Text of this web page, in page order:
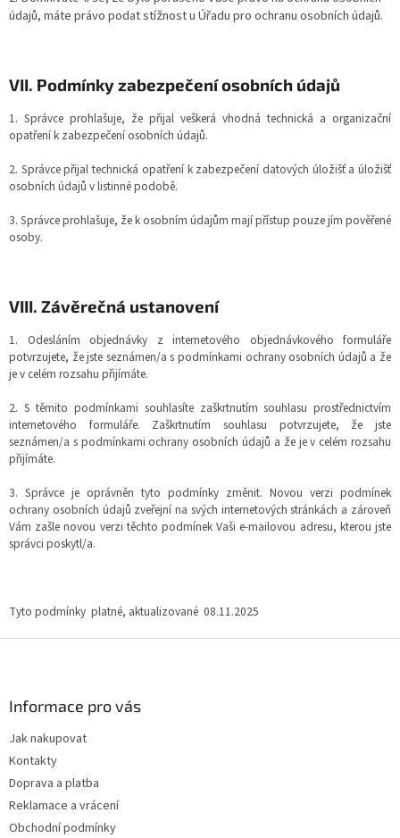
údajů, máte právo podat stížnost u Úřadu pro ochranu osobních údajů.
VII. Podmínky zabezpečení osobních údajů
1. Správce prohlašuje, že přijal veškerá vhodná technická a organizační
opatření k zabezpečení osobních údajů.
2. Správce přijal technická opatření k zabezpečení datových úložišť a úložišť
osobních údajů v listinné podobě.
3. Správce prohlašuje, že k osobním údajům mají přístup pouze jím pověřené
osoby.
VIII. Závěrečná ustanovení
1. Odesláním objednávky z internetového objednávkového formuláře
potvrzujete, že jste seznámen/a s podmínkami ochrany osobních údajů a že
je v celém rozsahu přijímáte.
2. S těmito podmínkami souhlasíte zaškrtnutím souhlasu prostřednictvím
internetového formuláře. Zaškrtnutím souhlasu potvrzujete, že jste
seznámen/a s podmínkami ochrany osobních údajů a že je v celém rozsahu
přijímáte.
3. Správce je oprávněn tyto podmínky změnit. Novou verzi podmínek
ochrany osobních údajů zveřejní na svých internetových stránkách a zároveň
Vám zašle novou verzi těchto podmínek Vaši e-mailovou adresu, kterou jste
správci poskytl/a.
Tyto podmínky platné, aktualizované 08.11.2025
Informace pro vás
Jak nakupovat
Kontakty
Doprava a platba
Reklamace a vrácení
Obchodní podmínky